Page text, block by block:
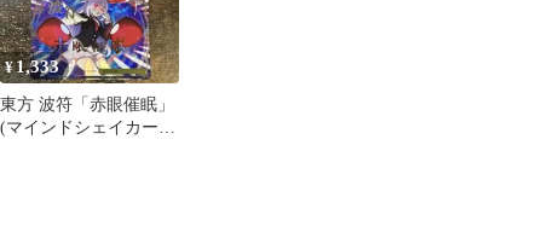
¥1,333
東方 波符「赤眼催眠」
(マインドシェイカー)